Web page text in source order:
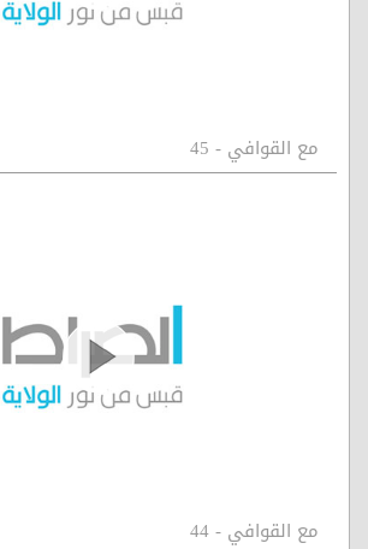
مع القوافي - 45
مع القوافي - 44